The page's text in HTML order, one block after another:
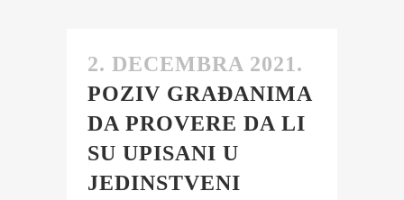
2. DECEMBRA 2021.
POZIV GRAĐANIMA
DA PROVERE DA LI
SU UPISANI U
JEDINSTVENI